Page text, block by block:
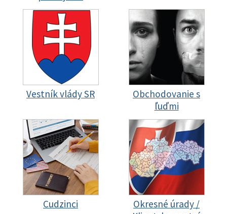
Vestník vlády SR
Obchodovanie s
ľuďmi
Cudzinci
Okresné úrady /